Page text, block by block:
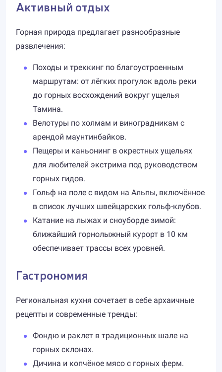
Активный отдых
Горная природа предлагает разнообразные
развлечения:
Походы и треккинг по благоустроенным
маршрутам: от лёгких прогулок вдоль реки
до горных восхождений вокруг ущелья
Тамина.
Велотуры по холмам и виноградникам с
арендой маунтинбайков.
Пещеры и каньонинг в окрестных ущельях
для любителей экстрима под руководством
горных гидов.
Гольф на поле с видом на Альпы, включённое
в список лучших швейцарских гольф-клубов.
Катание на лыжах и сноуборде зимой:
ближайший горнолыжный курорт в 10 км
обеспечивает трассы всех уровней.
Гастрономия
Региональная кухня сочетает в себе архаичные
рецепты и современные тренды:
Фондю и раклет в традиционных шале на
горных склонах.
Дичина и копчёное мясо с горных ферм.